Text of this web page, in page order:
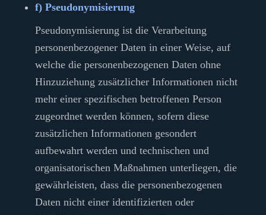
f) Pseudonymisierung
Pseudonymisierung ist die Verarbeitung
personenbezogener Daten in einer Weise, auf
welche die personenbezogenen Daten ohne
Hinzuziehung zusätzlicher Informationen nicht
mehr einer spezifischen betroffenen Person
zugeordnet werden können, sofern diese
zusätzlichen Informationen gesondert
aufbewahrt werden und technischen und
organisatorischen Maßnahmen unterliegen, die
gewährleisten, dass die personenbezogenen
Daten nicht einer identifizierten oder